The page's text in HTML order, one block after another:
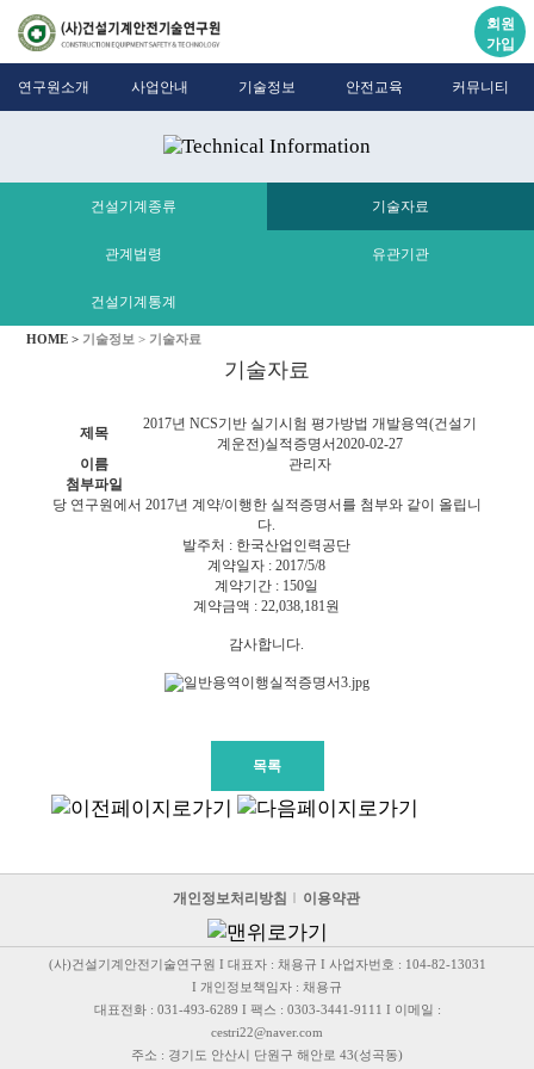
회원
가입
연구원소개 사업안내 기술정보 안전교육 커뮤니티
건설기계종류 기술자료
관계법령 유관기관
건설기계통계
HOME > 기술정보 > 기술자료
기술자료
제목
2017년 NCS기반 실기시험 평가방법 개발용역(건설기
계운전)실적증명서2020-02-27
이름
관리자
첨부파일
당 연구원에서 2017년 계약/이행한 실적증명서를 첨부와 같이 올립니
다.
발주처 : 한국산업인력공단
계약일자 : 2017/5/8
계약기간 : 150일
계약금액 : 22,038,181원
감사합니다.
목록
개인정보처리방침 이용약관
(사)건설기계안전기술연구원 I 대표자 : 채용규 I 사업자번호 : 104-82-13031
I 개인정보책임자 : 채용규
대표전화 : 031-493-6289 I 팩스 : 0303-3441-9111 I 이메일 :
cestri22@naver.com
주소 : 경기도 안산시 단원구 해안로 43(성곡동)